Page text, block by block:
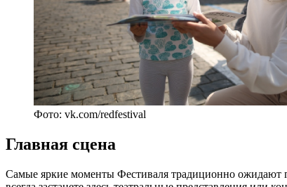
Фото: vk.com/redfestival
Главная сцена
Самые яркие моменты Фестиваля традиционно ожидают